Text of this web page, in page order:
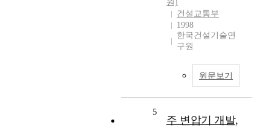
원)
건설교통부
1998
한국건설기술연
구원
원문보기
5
주 변압기 개발,